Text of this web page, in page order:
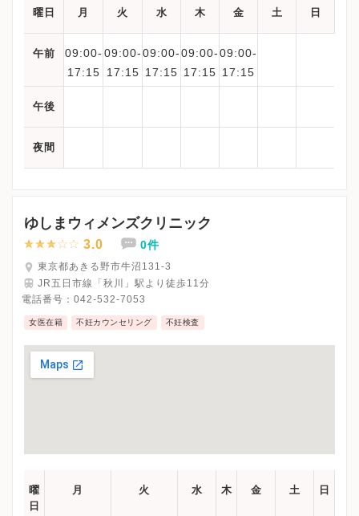
曜日 月 火 水 木 金 土 日
午前
09:00-
17:15
09:00-
17:15
09:00-
17:15
09:00-
17:15
09:00-
17:15
午後
夜間
ゆしまウィメンズクリニック
3.0 0件
東京都あきる野市牛沼131-3
JR五日市線「秋川」駅より徒歩11分
電話番号： 042-532-7053
女医在籍 不妊カウンセリング 不妊検査
曜
日
月 火 水 木 金 土 日